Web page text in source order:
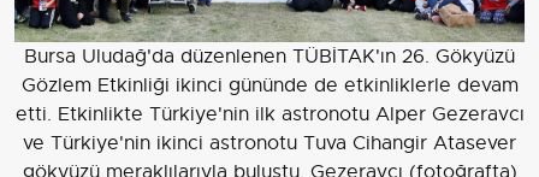
Bursa Uludağ'da düzenlenen TÜBİTAK'ın 26. Gökyüzü
Gözlem Etkinliği ikinci gününde de etkinliklerle devam
etti. Etkinlikte Türkiye'nin ilk astronotu Alper Gezeravcı
ve Türkiye'nin ikinci astronotu Tuva Cihangir Atasever